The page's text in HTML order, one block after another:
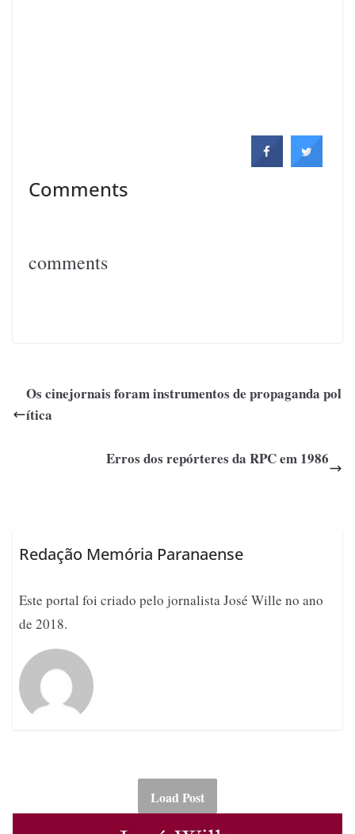
Comments
comments
Os cinejornais foram instrumentos de propaganda pol
ítica
Erros dos repórteres da RPC em 1986
Redação Memória Paranaense
Este portal foi criado pelo jornalista José Wille no ano
de 2018.
Load Post